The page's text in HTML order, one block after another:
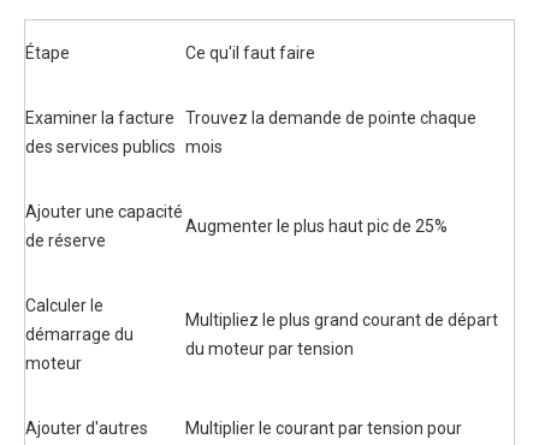
Étape Ce qu'il faut faire
Examiner la facture
des services publics
Trouvez la demande de pointe chaque
mois
Ajouter une capacité
de réserve
Augmenter le plus haut pic de 25%
Calculer le
démarrage du
moteur
Multipliez le plus grand courant de départ
du moteur par tension
Ajouter d'autres
Multiplier le courant par tension pour